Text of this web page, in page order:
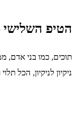
הטיפ השלישי
תוכים, כמו בני אדם,
ניקיון לניקיון, הכל